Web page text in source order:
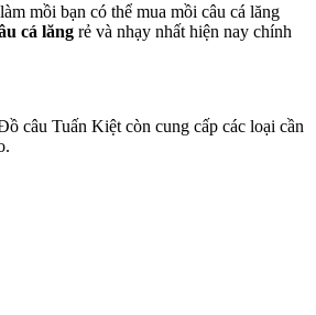
mồi bạn có thể mua mồi câu cá lăng
cá lăng rẻ và nhạy nhất hiện nay chính
câu Tuấn Kiệt còn cung cấp các loại cần